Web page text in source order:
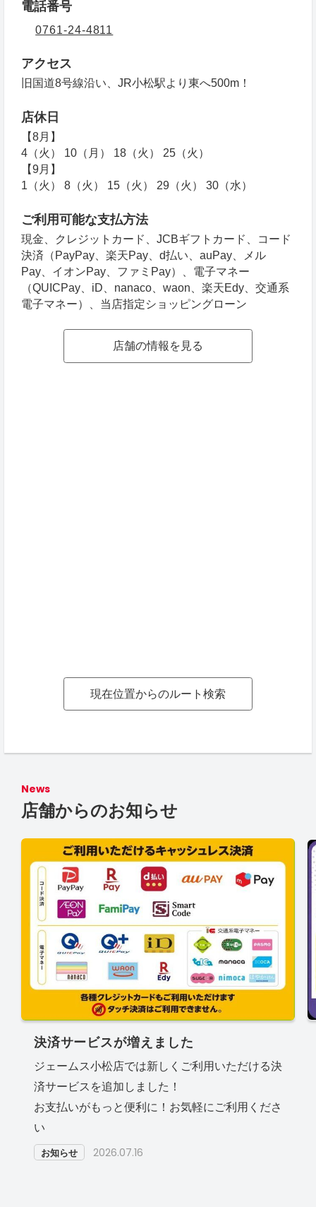
現在位置からのルート検索
電話番号
0761-24-4811
アクセス
旧国道8号線沿い、JR小松駅より東へ500m！
店休日
【8月】
4（火） 10（月） 18（火） 25（火）
【9月】
1（火） 8（火） 15（火） 29（火） 30（水）
ご利用可能な支払方法
現金、クレジットカード、JCBギフトカード、コード
決済（PayPay、楽天Pay、d払い、auPay、メル
Pay、イオンPay、ファミPay）、電子マネー
（QUICPay、iD、nanaco、waon、楽天Edy、交通系
電子マネー）、当店指定ショッピングローン
店舗の情報を見る
News
店舗からのお知らせ
決済サービスが増えました
ジェームス小松店では新しくご利用いただける決
済サービスを追加しました！
お支払いがもっと便利に！お気軽にご利用くださ
い
お知らせ 2026.07.16